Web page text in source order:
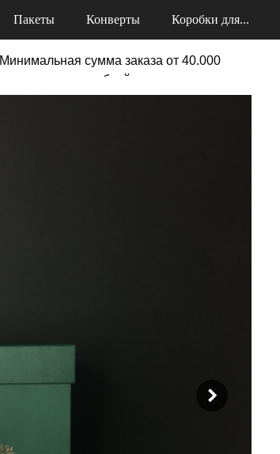
Минимальная сумма заказа от 40.000
рублей
Пакеты Конверты Коробки для...